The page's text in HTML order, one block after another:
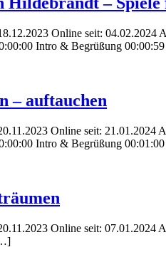
Online seit: 04.02.2024
Intro & Begrüßung
– auftauchen
Online seit: 21.01.2024
Intro & Begrüßung
Online seit: